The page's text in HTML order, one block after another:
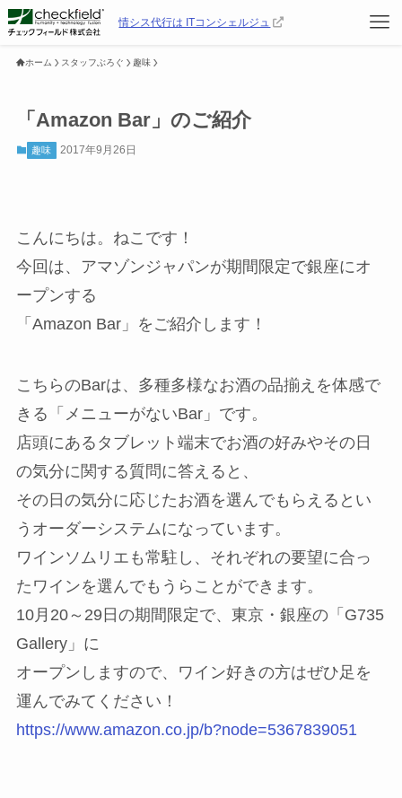
情シス代行は ITコンシェルジュ
ホーム スタッフぶろぐ 趣味
「Amazon Bar」のご紹介
趣味 2017年9月26日
こんにちは。ねこです！
今回は、アマゾンジャパンが期間限定で銀座にオ
ープンする
「Amazon Bar」をご紹介します！
こちらのBarは、多種多様なお酒の品揃えを体感で
きる「メニューがないBar」です。
店頭にあるタブレット端末でお酒の好みやその日
の気分に関する質問に答えると、
その日の気分に応じたお酒を選んでもらえるとい
うオーダーシステムになっています。
ワインソムリエも常駐し、それぞれの要望に合っ
たワインを選んでもうらことができます。
10月20～29日の期間限定で、東京・銀座の「G735
Gallery」に
オープンしますので、ワイン好きの方はぜひ足を
運んでみてください！
https://www.amazon.co.jp/b?node=5367839051